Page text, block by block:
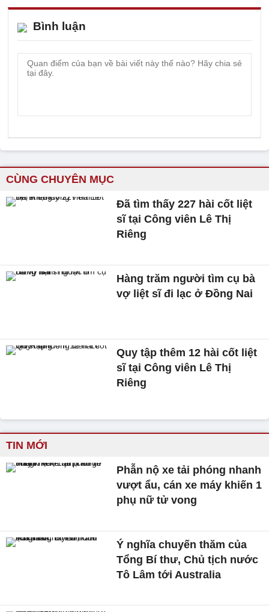
Bình luận
CÙNG CHUYÊN MỤC
Đã tìm thấy 227 hài cốt liệt
sĩ tại Công viên Lê Thị
Riêng
Hàng trăm người tìm cụ bà
vợ liệt sĩ đi lạc ở Đồng Nai
Quy tập thêm 12 hài cốt liệt
sĩ tại Công viên Lê Thị
Riêng
TIN MỚI
Phẫn nộ xe tải phóng nhanh
vượt ẩu, cán xe máy khiến 1
phụ nữ tử vong
Ý nghĩa chuyến thăm của
Tổng Bí thư, Chủ tịch nước
Tô Lâm tới Australia